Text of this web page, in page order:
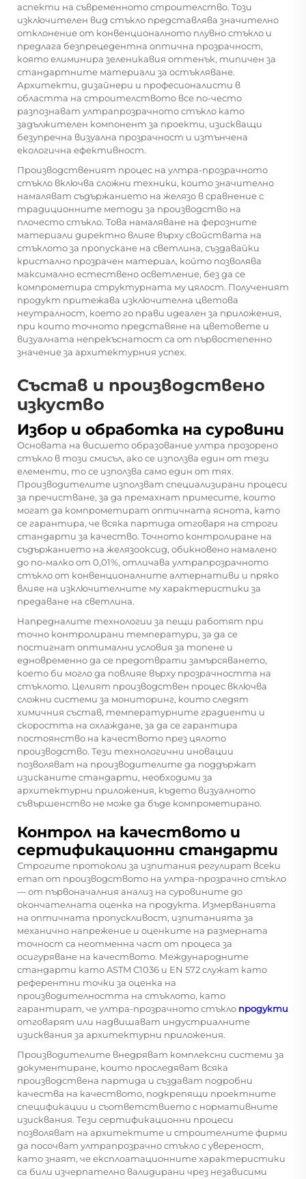
аспекти на съвременното строителство. Този
изключителен вид стъкло представлява значително
отклонение от конвенционалното плувно стъкло и
предлага безпрецедентна оптична прозрачност,
която елиминира зеленикавия оттенък, типичен за
стандартните материали за остъкляване.
Архитекти, дизайнери и професионалисти в
областта на строителството все по-често
разпознават ултрапрозрачното стъкло като
задължителен компонент за проекти, изискващи
безупречна визуална прозрачност и изтънчена
екологична ефективност.
Производственият процес на ултра-прозрачното
стъкло включва сложни техники, които значително
намаляват съдържанието на желязо в сравнение с
традиционните методи за производство на
плочесто стъкло. Това намаляване на ферозните
материали директно влияе върху свойствата на
стъклото за пропускане на светлина, създавайки
кристално прозрачен материал, който позволява
максимално естествено осветление, без да се
компрометира структурната му цялост. Полученият
продукт притежава изключителна цветова
неутралност, което го прави идеален за приложения,
при които точното представяне на цветовете и
визуалната непрекъснатост са от първостепенно
значение за архитектурния успех.
Състав и производствено
изкуство
Избор и обработка на суровини
Основата на висшето образованиеултра прозорено
стъкло в този смисъл, ако се използва един от тези
елементи, то се използва само един от тях.
Производителите използват специализирани процеси
за пречистване, за да премахнат примесите, които
могат да компрометират оптичната яснота, като
се гарантира, че всяка партида отговаря на строги
стандарти за качество. Точното контролиране на
съдържанието на желязооксид, обикновено намалено
до по-малко от 0,01%, отличава ултрапрозрачното
стъкло от конвенционалните алтернативи и пряко
влияе на изключителните му характеристики за
предаване на светлина.
Напредналите технологии за пещи работят при
точно контролирани температури, за да се
постигнат оптимални условия за топене и
едновременно да се предотврати замърсяването,
което би могло да повлияе върху прозрачността на
стъклото. Целият производствен процес включва
сложни системи за мониторинг, които следят
химичния състав, температурните градиенти и
скоростта на охлаждане, за да се гарантира
постоянство на качеството през цялото
производство. Тези технологични иновации
позволяват на производителите да поддържат
изисканите стандарти, необходими за
архитектурни приложения, където визуалното
съвършенство не може да бъде компрометирано.
Контрол на качеството и
сертификационни стандарти
Строгите протоколи за изпитания регулират всеки
етап от производството на ултра-прозрачно стъкло
— от първоначалния анализ на суровините до
окончателната оценка на продукта. Измерванията
на оптичната пропускливост, изпитанията за
механично напрежение и оценките на размерната
точност са неотменна част от процеса за
осигуряване на качеството. Международните
стандарти като ASTM C1036 и EN 572 служат като
референтни точки за оценка на
производителността на стъклото, като
гарантират, че ултра-прозрачното стъкло продукти
отговарят или надвишават индустриалните
изисквания за архитектурни приложения.
Производителите внедряват комплексни системи за
документиране, които проследяват всяка
производствена партида и създават подробни
качества на качеството, подкрепящи проектните
спецификации и съответствието с нормативните
изисквания. Тези сертификационни процеси
позволяват на архитектите и строителните фирми
да посочват ултрапрозрачно стъкло с увереност,
като знаят, че експлоатационните характеристики
са били изчерпателно валидирани чрез независими